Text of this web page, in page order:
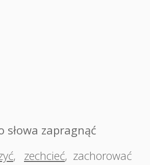
słowa zapragnąć
, zechcieć, zachorować